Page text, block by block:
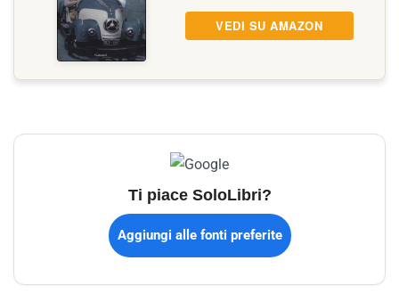
VEDI SU AMAZON
Ti piace SoloLibri?
Aggiungi alle fonti preferite